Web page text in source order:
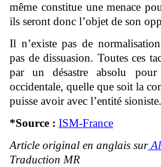
même constitue une menace
ils seront donc l’objet de son
Il n’existe pas de
pas de dissuasion. Toutes ces
par un désastre absolu pour
occidentale, quelle que soit la
puisse avoir avec l’entité sioniste.
*Source : ISM-France
Article original en anglais surAl
Traduction MR